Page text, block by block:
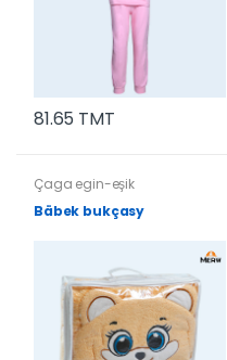
81.65 TMT
Çaga egin-eşik
Bäbek bukçasy